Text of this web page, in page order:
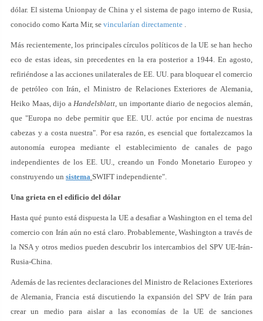
dólar. El sistema Unionpay de China y el sistema de pago interno de Rusia,
conocido como Karta Mir, se vincularían directamente .
Más recientemente, los principales círculos políticos de la UE se han hecho
eco de estas ideas, sin precedentes en la era posterior a 1944. En agosto,
refiriéndose a las acciones unilaterales de EE. UU. para bloquear el comercio
de petróleo con Irán, el Ministro de Relaciones Exteriores de Alemania,
Heiko Maas, dijo aHandelsblatt, un importante diario de negocios alemán,
que "Europa no debe permitir que EE. UU. actúe por encima de nuestras
cabezas y a costa nuestra". Por esa razón, es esencial que fortalezcamos la
autonomía europea mediante el establecimiento de canales de pago
independientes de los EE. UU., creando un Fondo Monetario Europeo y
construyendo un sistema SWIFT independiente".
Una grieta en el edificio del dólar
Hasta qué punto está dispuesta la UE a desafiar a Washington en el tema del
comercio con Irán aún no está claro. Probablemente, Washington a través de
la NSA y otros medios pueden descubrir los intercambios del SPV UE-Irán-
Rusia-China.
Además de las recientes declaraciones del Ministro de Relaciones Exteriores
de Alemania, Francia está discutiendo la expansión del SPV de Irán para
crear un medio para aislar a las economías de la UE de sanciones